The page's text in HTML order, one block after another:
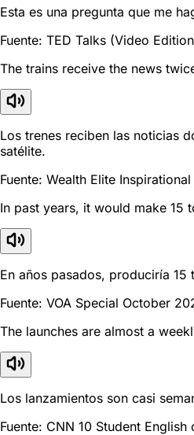
Esta es una pregunta que me
Fuente: TED Talks (Video
The trains receive the news
Los trenes reciben las noticias
satélite.
Fuente: Wealth Elite
In past years, it would make 15
En años pasados, produciría 15
Fuente: VOA Special October
The launches are almost a
Los lanzamientos son casi
Fuente: CNN 10 Student